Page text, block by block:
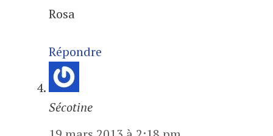
Rosa
Répondre
Sécotine